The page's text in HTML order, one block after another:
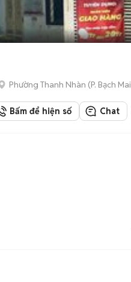
Phường Thanh Nhàn (P. Bạch Mai
Bấm để hiện số Chat